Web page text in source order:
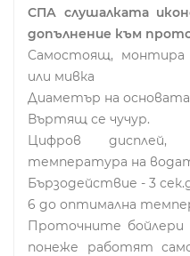
СПА слушалката
допълнение към
Самостоящ, монтира
или мивка
Диаметър на
Въртящ се чучур.
Цифров дисплей,
температура на
Бързодействие - 3
6 до оптимална
Проточните бойлери
понеже работят